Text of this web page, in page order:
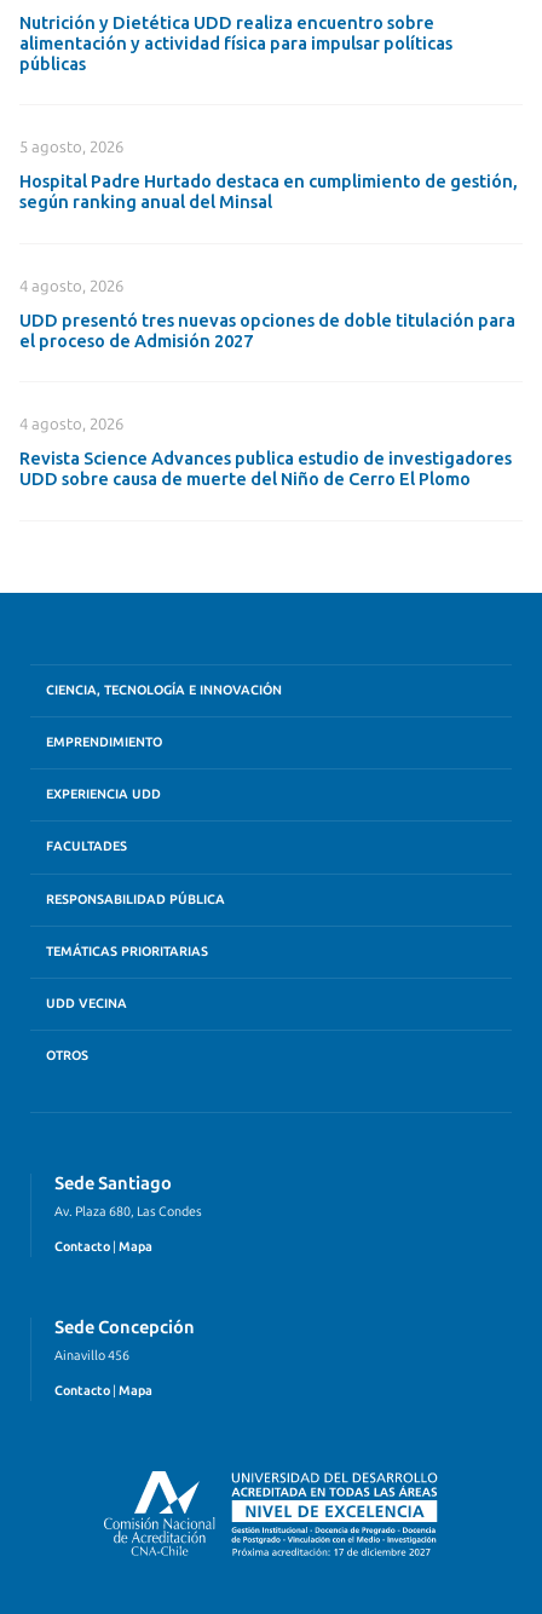
Nutrición y Dietética UDD realiza encuentro sobre
alimentación y actividad física para impulsar políticas
públicas
5 agosto, 2026
Hospital Padre Hurtado destaca en cumplimiento de gestión,
según ranking anual del Minsal
4 agosto, 2026
UDD presentó tres nuevas opciones de doble titulación para
el proceso de Admisión 2027
4 agosto, 2026
Revista Science Advances publica estudio de investigadores
UDD sobre causa de muerte del Niño de Cerro El Plomo
CIENCIA, TECNOLOGÍA E INNOVACIÓN
EMPRENDIMIENTO
EXPERIENCIA UDD
FACULTADES
RESPONSABILIDAD PÚBLICA
TEMÁTICAS PRIORITARIAS
UDD VECINA
OTROS
Sede Santiago
Av. Plaza 680, Las Condes
Contacto Mapa
Sede Concepción
Ainavillo 456
Contacto | Mapa